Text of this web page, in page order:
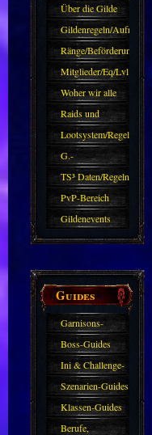
Über die Gilde
(DAW)
Gildenregeln/Aufnahme
Ränge/Beförderungen
Mitglieder/Eq/Lvl
Woher wir alle
kommen.
Raids und
Zubehör
Lootsystem/Regeln
G.-
Sparkasse/Goldleihen
TS³ Daten/Regeln
PvP-Bereich
Gildenevents
Guides
Garnisons-
Guides
Boss-Guides
Ini & Challenge-
Guides
Szenarien-Guides
Klassen-Guides
Berufe,